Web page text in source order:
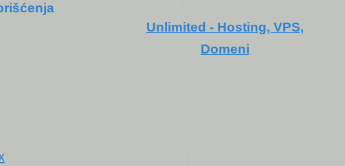
Unlimited - Hosting, VPS,
Domeni